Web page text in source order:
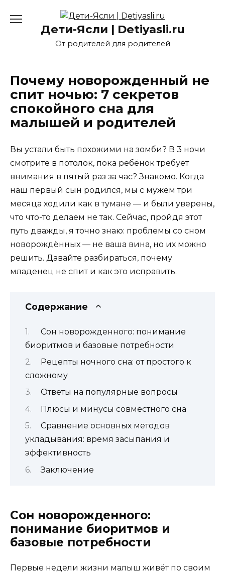
содержаниюДети-Ясли | Detiyasli.ru
От родителей для родителей
Почему новорожденный не
спит ночью: 7 секретов
спокойного сна для
малышей и родителей
Вы устали быть похожими на зомби? В 3 ночи
смотрите в потолок, пока ребёнок требует
внимания в пятый раз за час? Знакомо. Когда
наш первый сын родился, мы с мужем три
месяца ходили как в тумане — и были уверены,
что что-то делаем не так. Сейчас, пройдя этот
путь дважды, я точно знаю: проблемы со сном
новорождённых — не ваша вина, но их можно
решить. Давайте разбираться, почему
младенец не спит и как это исправить.
Содержание
Сон новорожденного: понимание
биоритмов и базовые потребности
Рецепты ночного сна: от простого к
сложному
Ответы на популярные вопросы
Плюсы и минусы совместного сна
Сравнение основных методов
укладывания: время засыпания и
эффективность
Заключение
Сон новорожденного:
понимание биоритмов и
базовые потребности
Первые недели жизни малыш живёт по своим